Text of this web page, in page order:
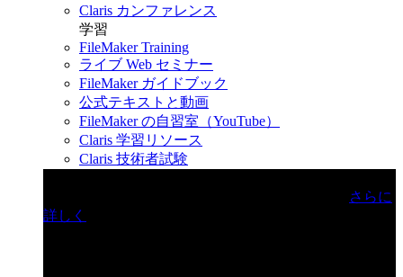
Claris カンファレンス
学習
FileMaker Training
ライブ Web セミナー
FileMaker ガイドブック
公式テキストと動画
FileMaker の自習室（YouTube）
Claris 学習リソース
Claris 技術者試験
さらに
詳しく